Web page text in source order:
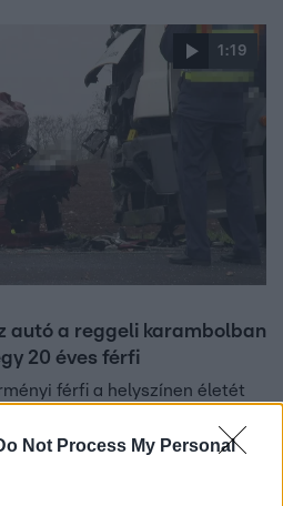
Not Process My Personal
1:19
autó a reggeli karambolban
20 éves férfi
férfi a helyszínen életét
csapódott Sárándnál. A 19
állapotban vitték